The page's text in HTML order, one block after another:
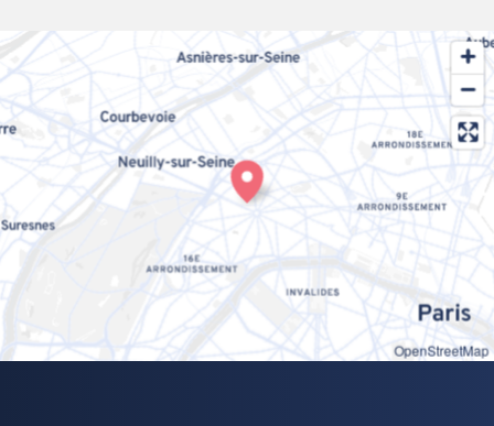
OpenStreetMap